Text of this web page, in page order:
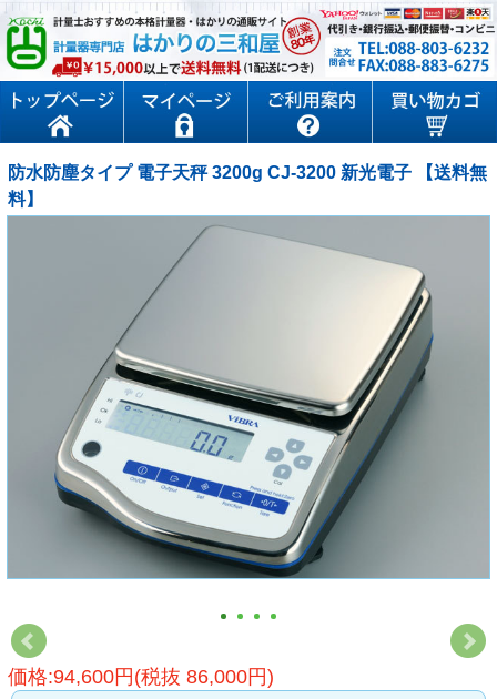
防水防塵タイプ 電子天秤 3200g CJ-3200 新光電子 【送料無
料】
価格:94,600円(税抜 86,000円)